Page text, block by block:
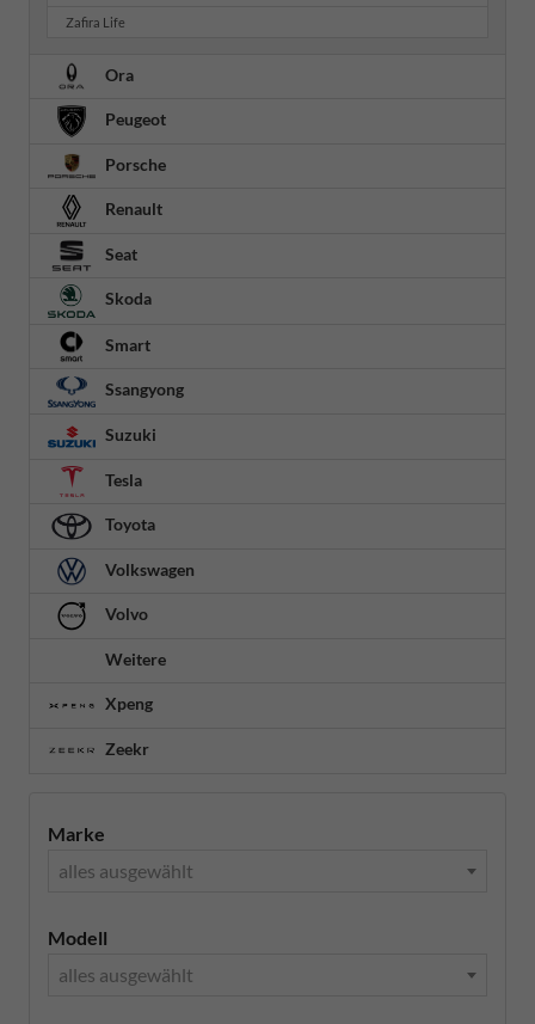
Zafira Life
Ora
Peugeot
Porsche
Renault
Seat
Skoda
Smart
Ssangyong
Suzuki
Tesla
Toyota
Volkswagen
Volvo
Weitere
Xpeng
Zeekr
Marke
alles ausgewählt
Modell
alles ausgewählt